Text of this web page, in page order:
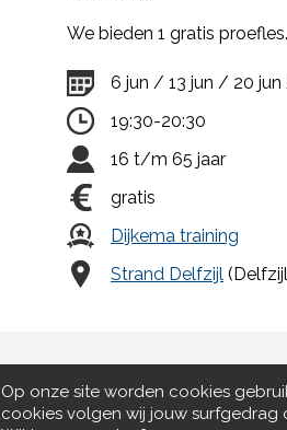
Op onze site worden cookies
cookies volgen wij jouw surfgedrag
We bieden 1 gratis
6 jun / 13 jun / 20
19:30-20:30
16 t/m 65 jaar
gratis
Dijkema training
Strand Delfzijl